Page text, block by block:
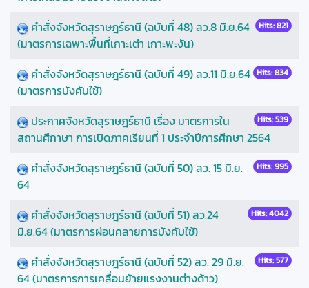
Hits: 821
คำสั่งจังหวัดสุราษฎร์ธานี (ฉบับที่ 48) ลว.8 มิ.ย.64
(มาตรการเฉพาะพื้นที่เกาะเต่า เกาะพะงัน)
Hits: 834
คำสั่งจังหวัดสุราษฎร์ธานี (ฉบับที่ 49) ลว.11 มิ.ย.64
(มาตรการบังคับใช้)
Hits: 539
ประกาศจังหวัดสุราษฎร์ธานี เรื่อง มาตรการใน
สถานศึกาษา การเปิดภาคเรียนที่ 1 ประจำปีการศึกษา 2564
Hits: 995
คำสั่งจังหวัดสุราษฎร์ธานี (ฉบับที่ 50) ลว. 15 มิ.ย.
64
Hits: 4042
คำสั่งจังหวัดสุราษฎร์ธานี (ฉบับที่ 51) ลว.24
มิ.ย.64 (มาตรการผ่อนคลายการบังคับใช้)
Hits: 577
คำสั่งจังหวัดสุราษฎร์ธานี (ฉบับที่ 52) ลว. 29 มิ.ย.
64 (มาตรการการเคลื่อนย้ายแรงงานต่างด้าว)